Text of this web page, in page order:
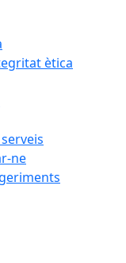
ètica
ne